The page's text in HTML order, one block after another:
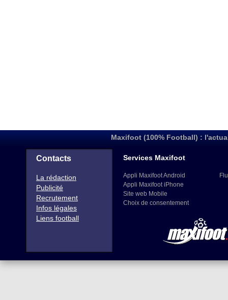
Maxifoot (100% Football) :
Contacts
La rédaction
Publicité
Recrutement
Infos légales
Liens football
Services Maxifoot
Appli Maxifoot Android
Appli Maxifoot iPhone
Site web Mobile
Choix de consentement